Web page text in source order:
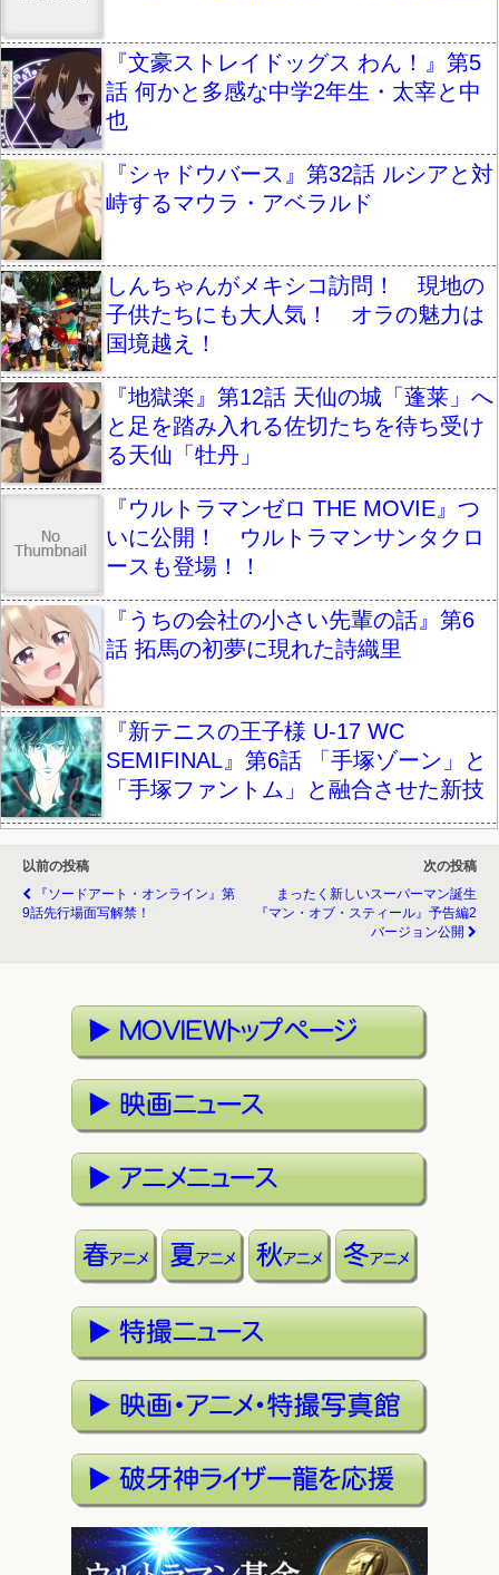
『文豪ストレイドッグス わん！』第5
話 何かと多感な中学2年生・太宰と中
也
『シャドウバース』第32話 ルシアと対
峙するマウラ・アベラルド
しんちゃんがメキシコ訪問！ 現地の
子供たちにも大人気！ オラの魅力は
国境越え！
『地獄楽』第12話 天仙の城「蓬莱」へ
と足を踏み入れる佐切たちを待ち受け
る天仙「牡丹」
『ウルトラマンゼロ THE MOVIE』つ
いに公開！ ウルトラマンサンタクロ
ースも登場！！
『うちの会社の小さい先輩の話』第6
話 拓馬の初夢に現れた詩織里
『新テニスの王子様 U-17 WC
SEMIFINAL』第6話 「手塚ゾーン」と
「手塚ファントム」と融合させた新技
以前の投稿
『ソードアート・オンライン』第
9話先行場面写解禁！
次の投稿
まったく新しいスーパーマン誕生
『マン・オブ・スティール』予告編2
バージョン公開